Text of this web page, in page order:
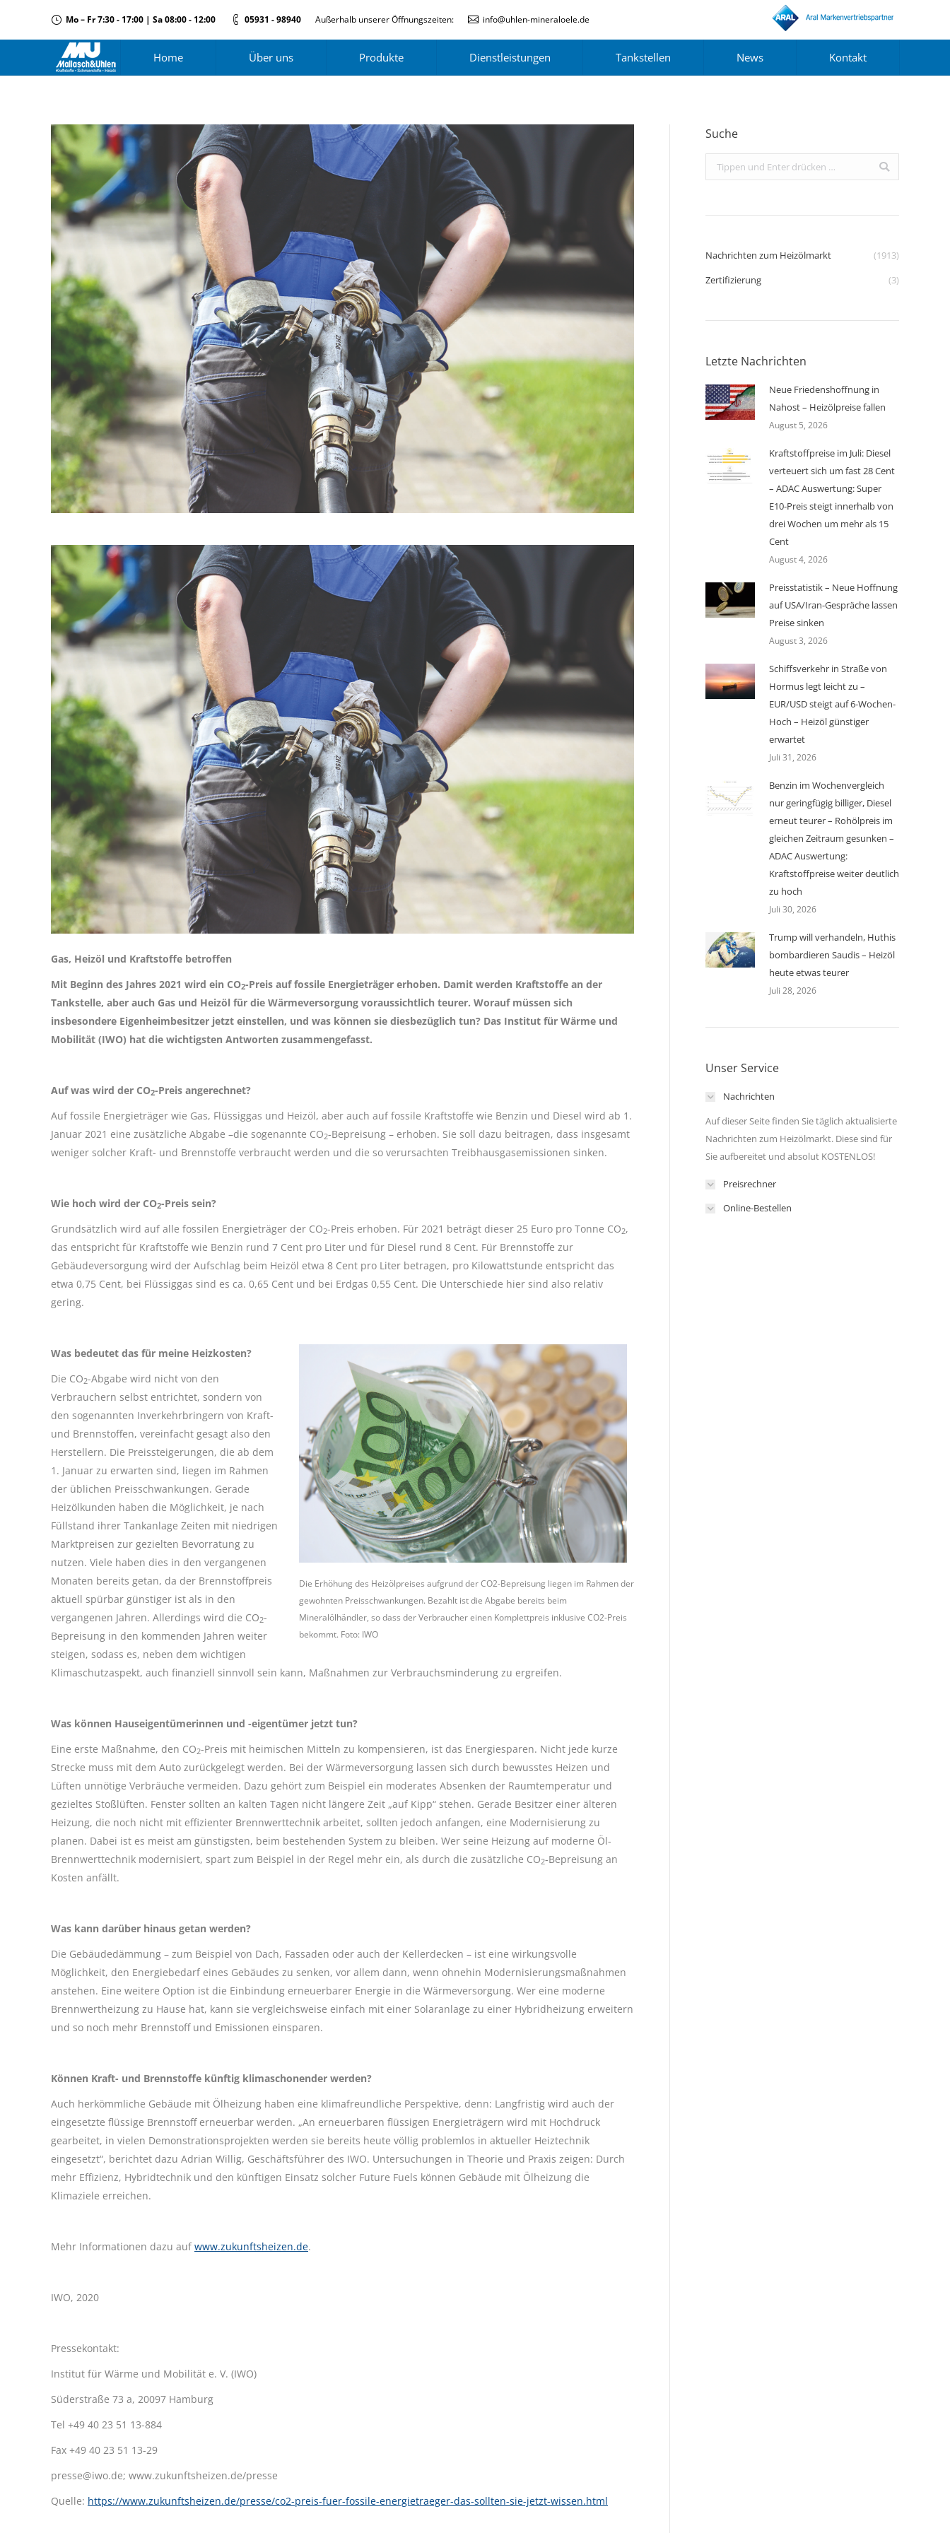
Mo – Fr 7:30 - 17:00 | Sa 08:00 - 12:00 05931 - 98940 Außerhalb unserer Öffnungszeiten: info@uhlen-mineraloele.de
Home Über uns Produkte Dienstleistungen Tankstellen News Kontakt
Gas, Heizöl und Kraftstoffe betroffen
Mit Beginn des Jahres 2021 wird ein CO2-Preis auf fossile Energieträger erhoben. Damit werden Kraftstoffe an der
Tankstelle, aber auch Gas und Heizöl für die Wärmeversorgung voraussichtlich teurer. Worauf müssen sich
insbesondere Eigenheimbesitzer jetzt einstellen, und was können sie diesbezüglich tun? Das Institut für Wärme und
Mobilität (IWO) hat die wichtigsten Antworten zusammengefasst.
Auf was wird der CO2-Preis angerechnet?
Auf fossile Energieträger wie Gas, Flüssiggas und Heizöl, aber auch auf fossile Kraftstoffe wie Benzin und Diesel wird ab 1.
Januar 2021 eine zusätzliche Abgabe –die sogenannte CO2-Bepreisung – erhoben. Sie soll dazu beitragen, dass insgesamt
weniger solcher Kraft- und Brennstoffe verbraucht werden und die so verursachten Treibhausgasemissionen sinken.
Wie hoch wird der CO2-Preis sein?
Grundsätzlich wird auf alle fossilen Energieträger der CO2-Preis erhoben. Für 2021 beträgt dieser 25 Euro pro Tonne CO2,
das entspricht für Kraftstoffe wie Benzin rund 7 Cent pro Liter und für Diesel rund 8 Cent. Für Brennstoffe zur
Gebäudeversorgung wird der Aufschlag beim Heizöl etwa 8 Cent pro Liter betragen, pro Kilowattstunde entspricht das
etwa 0,75 Cent, bei Flüssiggas sind es ca. 0,65 Cent und bei Erdgas 0,55 Cent. Die Unterschiede hier sind also relativ
gering.
Die Erhöhung des Heizölpreises aufgrund der CO2-Bepreisung liegen im Rahmen der
gewohnten Preisschwankungen. Bezahlt ist die Abgabe bereits beim
Mineralölhändler, so dass der Verbraucher einen Komplettpreis inklusive CO2-Preis
bekommt. Foto: IWO
Was bedeutet das für meine Heizkosten?
Die CO2-Abgabe wird nicht von den
Verbrauchern selbst entrichtet, sondern von
den sogenannten Inverkehrbringern von Kraft-
und Brennstoffen, vereinfacht gesagt also den
Herstellern. Die Preissteigerungen, die ab dem
1. Januar zu erwarten sind, liegen im Rahmen
der üblichen Preisschwankungen. Gerade
Heizölkunden haben die Möglichkeit, je nach
Füllstand ihrer Tankanlage Zeiten mit niedrigen
Marktpreisen zur gezielten Bevorratung zu
nutzen. Viele haben dies in den vergangenen
Monaten bereits getan, da der Brennstoffpreis
aktuell spürbar günstiger ist als in den
vergangenen Jahren. Allerdings wird die CO2-
Bepreisung in den kommenden Jahren weiter
steigen, sodass es, neben dem wichtigen
Klimaschutzaspekt, auch finanziell sinnvoll sein kann, Maßnahmen zur Verbrauchsminderung zu ergreifen.
Was können Hauseigentümerinnen und -eigentümer jetzt tun?
Eine erste Maßnahme, den CO2-Preis mit heimischen Mitteln zu kompensieren, ist das Energiesparen. Nicht jede kurze
Strecke muss mit dem Auto zurückgelegt werden. Bei der Wärmeversorgung lassen sich durch bewusstes Heizen und
Lüften unnötige Verbräuche vermeiden. Dazu gehört zum Beispiel ein moderates Absenken der Raumtemperatur und
gezieltes Stoßlüften. Fenster sollten an kalten Tagen nicht längere Zeit „auf Kipp“ stehen. Gerade Besitzer einer älteren
Heizung, die noch nicht mit effizienter Brennwerttechnik arbeitet, sollten jedoch anfangen, eine Modernisierung zu
planen. Dabei ist es meist am günstigsten, beim bestehenden System zu bleiben. Wer seine Heizung auf moderne Öl-
Brennwerttechnik modernisiert, spart zum Beispiel in der Regel mehr ein, als durch die zusätzliche CO2-Bepreisung an
Kosten anfällt.
Was kann darüber hinaus getan werden?
Die Gebäudedämmung – zum Beispiel von Dach, Fassaden oder auch der Kellerdecken – ist eine wirkungsvolle
Möglichkeit, den Energiebedarf eines Gebäudes zu senken, vor allem dann, wenn ohnehin Modernisierungsmaßnahmen
anstehen. Eine weitere Option ist die Einbindung erneuerbarer Energie in die Wärmeversorgung. Wer eine moderne
Brennwertheizung zu Hause hat, kann sie vergleichsweise einfach mit einer Solaranlage zu einer Hybridheizung erweitern
und so noch mehr Brennstoff und Emissionen einsparen.
Können Kraft- und Brennstoffe künftig klimaschonender werden?
Auch herkömmliche Gebäude mit Ölheizung haben eine klimafreundliche Perspektive, denn: Langfristig wird auch der
eingesetzte flüssige Brennstoff erneuerbar werden. „An erneuerbaren flüssigen Energieträgern wird mit Hochdruck
gearbeitet, in vielen Demonstrationsprojekten werden sie bereits heute völlig problemlos in aktueller Heiztechnik
eingesetzt“, berichtet dazu Adrian Willig, Geschäftsführer des IWO. Untersuchungen in Theorie und Praxis zeigen: Durch
mehr Effizienz, Hybridtechnik und den künftigen Einsatz solcher Future Fuels können Gebäude mit Ölheizung die
Klimaziele erreichen.
Mehr Informationen dazu auf www.zukunftsheizen.de.
IWO, 2020
Pressekontakt:
Institut für Wärme und Mobilität e. V. (IWO)
Süderstraße 73 a, 20097 Hamburg
Tel +49 40 23 51 13-884
Fax +49 40 23 51 13-29
presse@iwo.de; www.zukunftsheizen.de/presse
Quelle: https://www.zukunftsheizen.de/presse/co2-preis-fuer-fossile-energietraeger-das-sollten-sie-jetzt-wissen.html
Suche
Search:
Nachrichten zum Heizölmarkt
(1913)
Zertifizierung
(3)
Letzte Nachrichten
Neue Friedenshoffnung in
Nahost – Heizölpreise fallen
August 5, 2026
Kraftstoffpreise im Juli: Diesel
verteuert sich um fast 28 Cent
– ADAC Auswertung: Super
E10-Preis steigt innerhalb von
drei Wochen um mehr als 15
Cent
August 4, 2026
Preisstatistik – Neue Hoffnung
auf USA/Iran-Gespräche lassen
Preise sinken
August 3, 2026
Schiffsverkehr in Straße von
Hormus legt leicht zu –
EUR/USD steigt auf 6-Wochen-
Hoch – Heizöl günstiger
erwartet
Juli 31, 2026
Benzin im Wochenvergleich
nur geringfügig billiger, Diesel
erneut teurer – Rohölpreis im
gleichen Zeitraum gesunken –
ADAC Auswertung:
Kraftstoffpreise weiter deutlich
zu hoch
Juli 30, 2026
Trump will verhandeln, Huthis
bombardieren Saudis – Heizöl
heute etwas teurer
Juli 28, 2026
Unser Service
Nachrichten
Auf dieser Seite finden Sie täglich aktualisierte
Nachrichten zum Heizölmarkt. Diese sind für
Sie aufbereitet und absolut KOSTENLOS!
Preisrechner
Online-Bestellen